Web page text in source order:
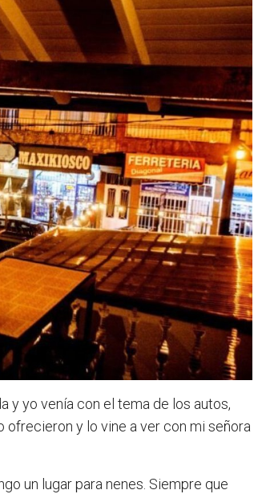
y yo venía con el tema de los autos,
ofrecieron y lo vine a ver con mi señora
un lugar para nenes. Siempre que